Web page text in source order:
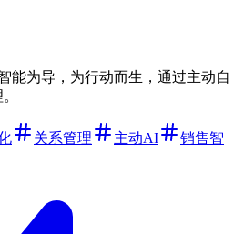
能为导，为行动而生，通过主动自
关系管理 主动AI
销售智